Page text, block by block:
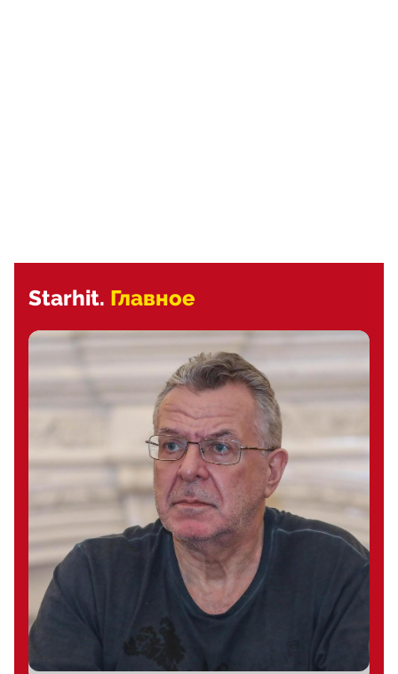
Starhit. Главное